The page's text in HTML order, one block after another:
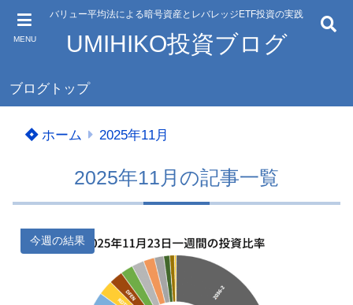
MENU
バリュー平均法による暗号資産とレバレッジETF投資の実践
UMIHIKO投資ブログ
ブログトップ
ホーム 2025年11月
2025年11月の記事一覧
今週の結果